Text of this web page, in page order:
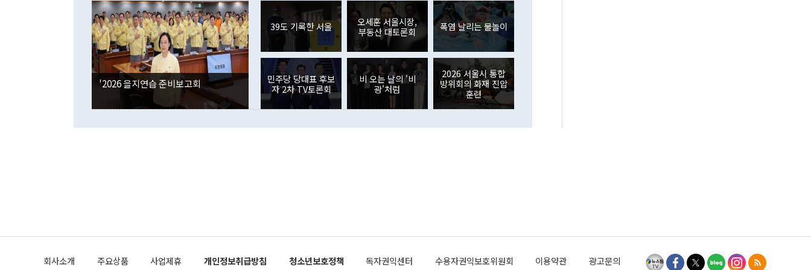
며 "정부 차원에서 (참석을) 검토하고 있다"고 발언한 데 대해서도 조 장관
은 "그것은 외교부의 몫"이라며 "아직 거기까지 진도가 나가지 않았다"고
잘랐다. 정 장관이 이날 소개한 대북 구상과 설명은 정부 내 조율을 거치지
않았다는 점에서 문제가 있다. 특히 주적 표현 대체와 국호 사용, 9·19 군
사합의 복원, 4자회담 추진 등은 통일부 장관이 결정할 사안이 아니어서 월
권이라는 지적이 나오고 있다. 이 대통령은 정 장관의 업무보고를 듣고 난
뒤 "여기 업무보고에 발표했다고 승인난 건 아니다"라고 재차 확인했다. 정
부의 한 소식통은 "정 장관의 발언 내용은 대부분 국가안전보장회의(NSC)
를 거쳐 결정된 사안이 아닌 정 장관의 개인적 생각에 가깝다"며 "안보 관
련 부처 장관이 정부의 공식 정책이 아닌 사안을 추진하겠다고 업무보고를
하고 대통령의 면전에서 '국군통수권자가 나서야 한다'고 주장한 것은 심각
이나 미국은 북한에 선비핵화를 공식적으로 요구한 적이 없기 때문이다. 지
공하는 방식으로 이뤄졌다. 1994년 북·미 제네바 기본합의는 핵시설 동결
인의 해외투자가 80억1000만달러, 외국인의 국내투자가 46억3000만달러
각각 증가했다. 증권투자에서는 외국인의 국내 주식 매도세가 이어졌다. 외
국인의 국내 주식 투자는 차익실현 매도 등의 영향으로 316억1000만달러
감소하며 전월(-310억5000만달러)에 이어 역대 최대 순매도 기록을 다시
경신했다. 외국인의 국내 채권투자는 세계국채지수(WGBI) 자금 유입에도
분기 말 만기도래 영향으로 증가 폭이 줄어든 52억9000만달러를 기록했
다. 내국인의 해외 증권투자는 주식을 중심으로 35억6000만달러 증가했
다. eoyn2@newspim.com
'2026 을지연습 준비보고회
39도 기록한 서울
오세훈 서울시장,
부동산 대토론회
폭염 날리는 물놀이
민주당 당대표 후보
자 2차 TV토론회
비 오는 날의 '비
광'처럼
2026 서울시 통합
방위회의 화재 진압
훈련
회사소개 주요상품 사업제휴 개인정보취급방침 청소년보호정책 독자권익센터 수용자권익보호위원회 이용약관 광고문의